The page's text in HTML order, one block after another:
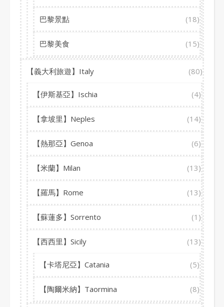
巴黎景點 (18)
巴黎美食 (15)
【義大利旅遊】Italy (80)
【伊斯基亞】Ischia (4)
【拿坡里】Neples (14)
【熱那亞】Genoa (6)
【米蘭】Milan (13)
【羅馬】Rome (13)
【蘇蓮多】Sorrento (1)
【西西里】Sicily (13)
【卡塔尼亞】Catania (5)
【陶爾米納】Taormina (8)